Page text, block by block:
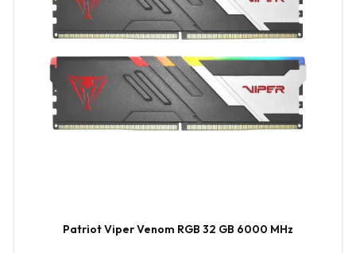
Patriot Viper Venom RGB 32 GB 6000 MHz